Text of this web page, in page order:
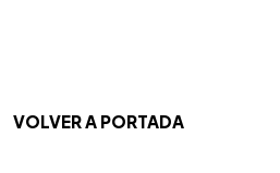
VOLVER A PORTADA